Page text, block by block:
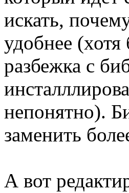
искать,
удобнее
разбежка с
непонятно).
заменить
А вот